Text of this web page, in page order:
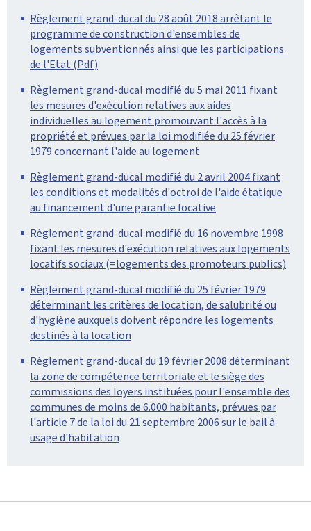
Règlement grand-ducal du 28 août 2018 arrêtant le
programme de construction d'ensembles de
logements subventionnés ainsi que les participations
de l'Etat (Pdf)
Règlement grand-ducal modifié du 5 mai 2011 fixant
les mesures d'exécution relatives aux aides
individuelles au logement promouvant l'accès à la
propriété et prévues par la loi modifiée du 25 février
1979 concernant l'aide au logement
Règlement grand-ducal modifié du 2 avril 2004 fixant
les conditions et modalités d'octroi de l'aide étatique
au financement d'une garantie locative
Règlement grand-ducal modifié du 16 novembre 1998
fixant les mesures d'exécution relatives aux logements
locatifs sociaux (=logements des promoteurs publics)
Règlement grand-ducal modifié du 25 février 1979
déterminant les critères de location, de salubrité ou
d'hygiène auxquels doivent répondre les logements
destinés à la location
Règlement grand-ducal du 19 février 2008 déterminant
la zone de compétence territoriale et le siège des
commissions des loyers instituées pour l'ensemble des
communes de moins de 6.000 habitants, prévues par
l'article 7 de la loi du 21 septembre 2006 sur le bail à
usage d'habitation